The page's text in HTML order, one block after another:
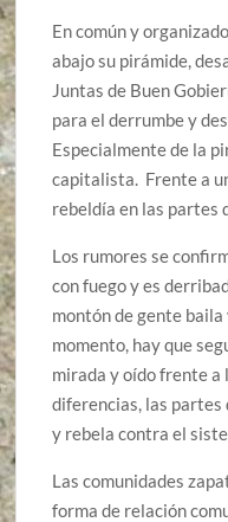
En común y
abajo su pirámide,
Juntas de Buen
para el derrumbe y
Especialmente de la
capitalista. Frente a
rebeldía en las partes
Los rumores se
con fuego y es
montón de gente
momento, hay que
mirada y oído frente a
diferencias, las partes
y rebela contra el
Las comunidades
forma de relación